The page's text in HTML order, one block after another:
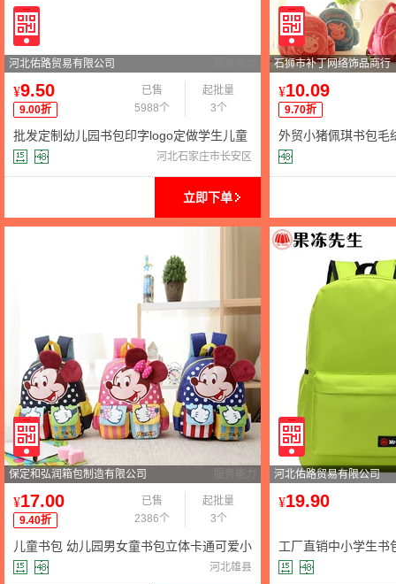
河北佑路贸易有限公司
¥9.50
9.00折
已售
5988个
起批量
3个
批发定制幼儿园书包印字logo定做学生儿童
双肩背包3-6岁5男女卡通
河北石家庄市长安区
立即下单
石狮市补丁网络饰品商行
¥10.09
9.70折
外贸小猪佩琪书包毛
宝宝包包
保定和弘润箱包制造有限公司 服务能力
¥17.00
9.40折
已售
2386个
起批量
3个
儿童书包 幼儿园男女童书包立体卡通可爱小
班宝宝双肩背包1-3-6岁
河北雄县
河北佑路贸易有限公司
¥19.90
工厂直销中小学生书
包批发儿童背包印字